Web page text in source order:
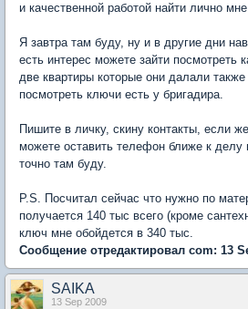
и качественной работой найти лично
Я завтра там буду, ну и в другие дни
есть интерес можете зайти посмотреть
две квартиры которые они далали
посмотреть ключи есть у бригадира.
Пишите в личку, скину контакты, если
можете оставить телефон ближе к делу
точно там буду.
P.S. Посчитал сейчас что нужно по
получается 140 тыс всего (кроме
ключ мне обойдется в 340 тыс.
Сообщение отредактировал com: 13
SAIKA
13 Sep 2009